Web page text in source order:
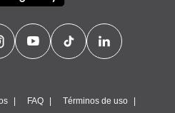
FAQ Términos de uso